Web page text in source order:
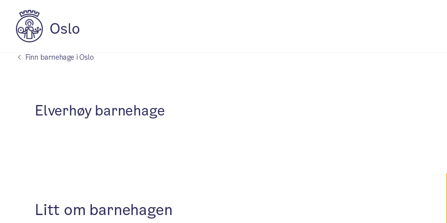
Finn barnehage i Oslo
Elverhøy barnehage
Litt om barnehagen